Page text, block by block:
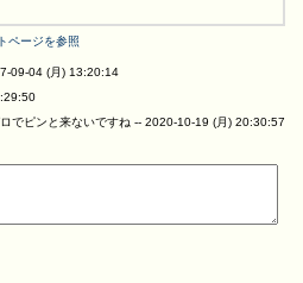
ページを参照
09-04 (月) 13:20:14
でピンと来ないですね -- 2020-10-19 (月) 20:30:57